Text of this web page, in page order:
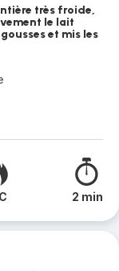
très froide,
le lait
et mis les
2 min